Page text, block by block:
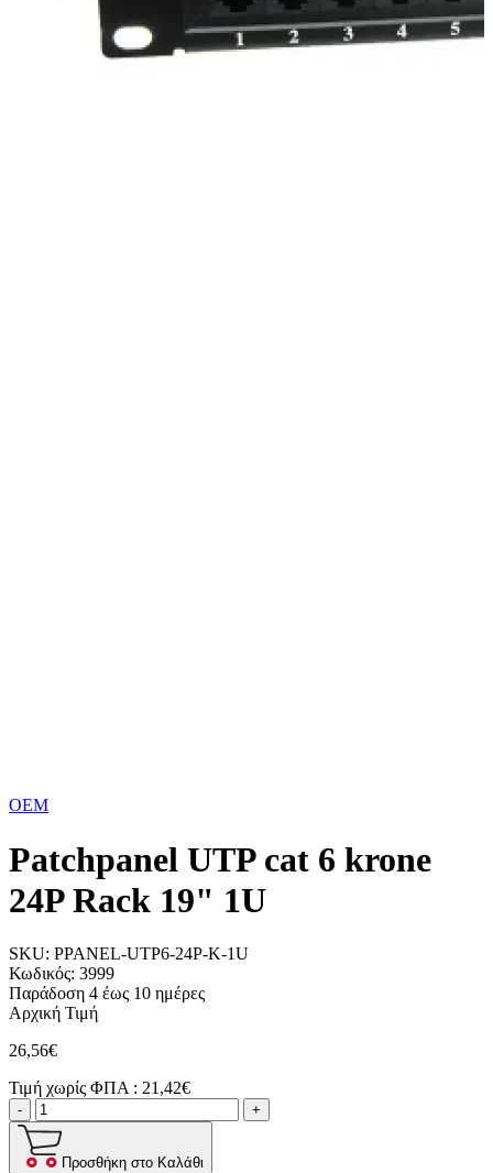
OEM
Patchpanel UTP cat 6 krone
24P Rack 19" 1U
SKU: PPANEL-UTP6-24P-K-1U
Κωδικός: 3999
Παράδοση 4 έως 10 ημέρες
Αρχική Τιμή
26,56€
Τιμή χωρίς ΦΠΑ : 21,42€
- +
Προσθήκη στο Καλάθι